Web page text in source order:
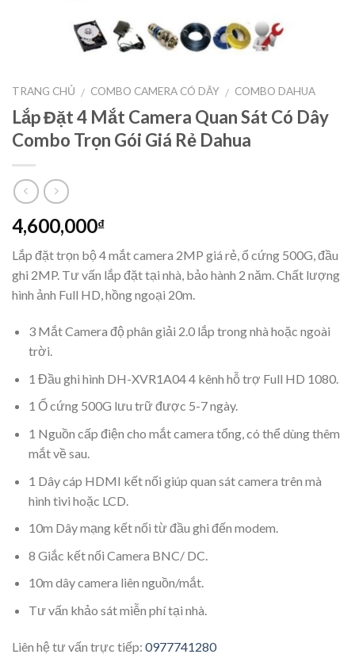
TRANG CHỦ / COMBO CAMERA CÓ DÂY / COMBO DAHUA
Lắp Đặt 4 Mắt Camera Quan Sát Có Dây
Combo Trọn Gói Giá Rẻ Dahua
4,600,000₫
Lắp đặt trọn bộ 4 mắt camera 2MP giá rẻ, ổ cứng 500G, đầu
ghi 2MP. Tư vấn lắp đặt tại nhà, bảo hành 2 năm. Chất lượng
hình ảnh Full HD, hồng ngoại 20m.
3 Mắt Camera độ phân giải 2.0 lắp trong nhà hoặc ngoài
trời.
1 Đầu ghi hình DH-XVR1A04 4 kênh hỗ trợ Full HD 1080.
1 Ổ cứng 500G lưu trữ được 5-7 ngày.
1 Nguồn cấp điện cho mắt camera tổng, có thể dùng thêm
mắt về sau.
1 Dây cáp HDMI kết nối giúp quan sát camera trên mà
hình tivi hoặc LCD.
10m Dây mạng kết nối từ đầu ghi đến modem.
8 Giắc kết nối Camera BNC/ DC.
10m dây camera liên nguồn/mắt.
Tư vấn khảo sát miễn phí tại nhà.
Liên hệ tư vấn trực tiếp: 0977741280